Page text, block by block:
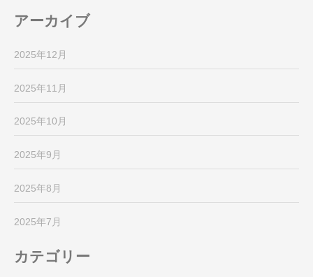
アーカイブ
2025年12月
2025年11月
2025年10月
2025年9月
2025年8月
2025年7月
カテゴリー